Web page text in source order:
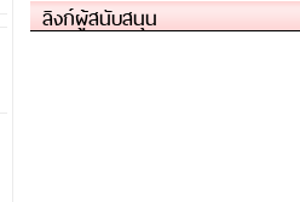
ลิงก์ผู้สนับสนุน